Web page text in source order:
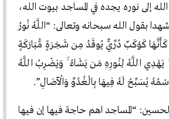
إلى نوره يجده في المساجد بيوت الله،
بقول الله سبحانه وتعالى: “اللَّهُ نُورُ
كَأَنَّهَا كَوْكَبٌ دُرِّيٌّ يُوقَدُ مِن شَجَرَةٍ مُّبَارَكَةٍ
يَهْدِي اللَّهُ لِنُورِهِ مَن يَشَاءُ ۚ وَيَضْرِبُ اللَّهُ
“المساجد اهم حاجة فيها إن فيها